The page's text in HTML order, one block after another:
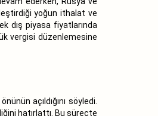
yoğun ithalat ve
dış piyasa fiyatlarında
vergisi düzenlemesine
açıldığını söyledi.
hatırlattı. Bu süreçte